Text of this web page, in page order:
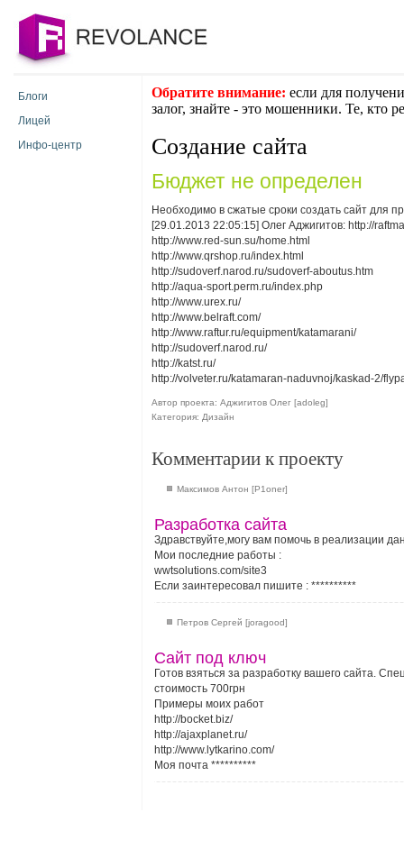
Блоги
Лицей
Инфо-центр
Обратите внимание: если для
залог, знайте - это мошенники. Те, кто
Создание сайта
Бюджет не определен
Необходимо в сжатые сроки создать сайт для
[29.01.2013 22:05:15] Олег Аджигитов: http://
http://www.red-sun.su/home.html
http://www.qrshop.ru/index.html
http://sudoverf.narod.ru/sudoverf-aboutus.htm
http://aqua-sport.perm.ru/index.php
http://www.urex.ru/
http://www.belraft.com/
http://www.raftur.ru/equipment/katamarani/
http://sudoverf.narod.ru/
http://katst.ru/
http://volveter.ru/katamaran-naduvnoj/kaskad-2/
Автор проекта: Аджигитов Олег [adoleg]
Категория: Дизайн
Комментарии к проекту
Максимов Антон [P1oner]
Разработка сайта
Здравствуйте,могу вам помочь в реализации
Мои последние работы :
wwtsolutions.com/site3
Если заинтересовал пишите : **********
Петров Сергей [joragood]
Сайт под ключ
Готов взяться за разработку вашего сайта.
стоимость 700грн
Примеры моих работ
http://bocket.biz/
http://ajaxplanet.ru/
http://www.lytkarino.com/
Моя почта **********